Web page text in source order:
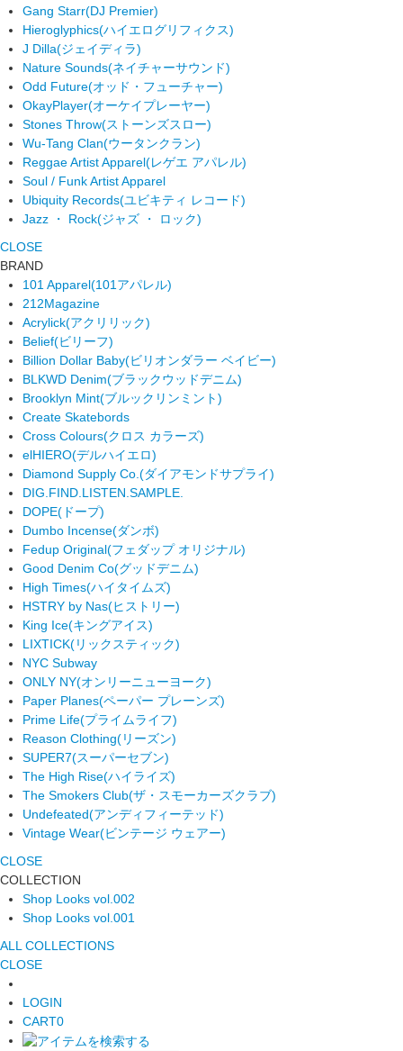
Gang Starr(DJ Premier)
Hieroglyphics(ハイエログリフィクス)
J Dilla(ジェイディラ)
Nature Sounds(ネイチャーサウンド)
Odd Future(オッド・フューチャー)
OkayPlayer(オーケイプレーヤー)
Stones Throw(ストーンズスロー)
Wu-Tang Clan(ウータンクラン)
Reggae Artist Apparel(レゲエ アパレル)
Soul / Funk Artist Apparel
Ubiquity Records(ユビキティ レコード)
Jazz ・ Rock(ジャズ ・ ロック)
CLOSE
BRAND
101 Apparel(101アパレル)
212Magazine
Acrylick(アクリリック)
Belief(ビリーフ)
Billion Dollar Baby(ビリオンダラー ベイビー)
BLKWD Denim(ブラックウッドデニム)
Brooklyn Mint(ブルックリンミント)
Create Skatebords
Cross Colours(クロス カラーズ)
elHIERO(デルハイエロ)
Diamond Supply Co. (ダイアモンドサプライ)
DIG.FIND.LISTEN.SAMPLE.
DOPE(ドープ)
Dumbo Incense(ダンボ)
Fedup Original(フェダップ オリジナル)
Good Denim Co(グッドデニム)
High Times(ハイタイムズ)
HSTRY by Nas(ヒストリー)
King Ice(キングアイス)
LIXTICK(リックスティック)
NYC Subway
ONLY NY(オンリーニューヨーク)
Paper Planes(ペーパー プレーンズ)
Prime Life(プライムライフ)
Reason Clothing(リーズン)
SUPER7(スーパーセブン)
The High Rise(ハイライズ)
The Smokers Club(ザ・スモーカーズクラブ)
Undefeated(アンディフィーテッド)
Vintage Wear(ビンテージ ウェアー)
CLOSE
COLLECTION
Shop Looks vol.002
Shop Looks vol.001
ALL COLLECTIONS
CLOSE
LOGIN
CART0